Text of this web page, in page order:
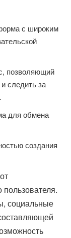
с широким
позволяющий
следить за
для обмена
создания
пользователя.
социальные